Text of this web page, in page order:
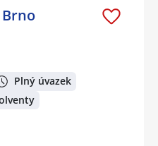
Plný úvazek